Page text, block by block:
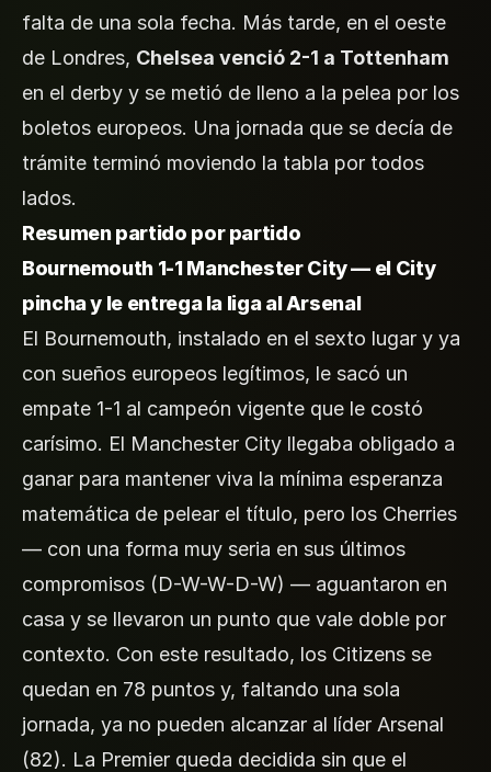
falta de una sola fecha. Más tarde, en el oeste
de Londres, Chelsea venció 2-1 a Tottenham
en el derby y se metió de lleno a la pelea por los
boletos europeos. Una jornada que se decía de
trámite terminó moviendo la tabla por todos
lados.
Resumen partido por partido
Bournemouth 1-1 Manchester City — el City
pincha y le entrega la liga al Arsenal
El Bournemouth, instalado en el sexto lugar y ya
con sueños europeos legítimos, le sacó un
empate 1-1 al campeón vigente que le costó
carísimo. El Manchester City llegaba obligado a
ganar para mantener viva la mínima esperanza
matemática de pelear el título, pero los Cherries
— con una forma muy seria en sus últimos
compromisos (D-W-W-D-W) — aguantaron en
casa y se llevaron un punto que vale doble por
contexto. Con este resultado, los Citizens se
quedan en 78 puntos y, faltando una sola
jornada, ya no pueden alcanzar al líder Arsenal
(82). La Premier queda decidida sin que el